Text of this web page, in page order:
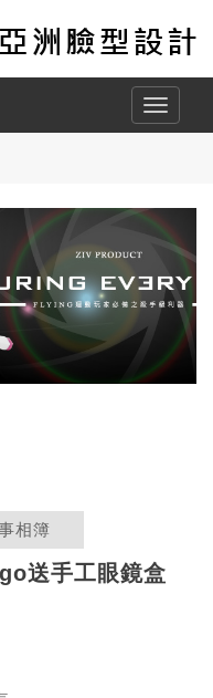
Toggle
相簿
送手工眼鏡盒